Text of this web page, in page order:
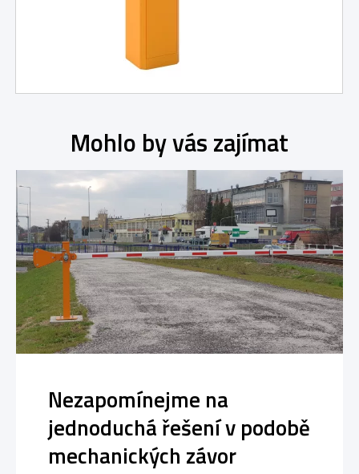
Mohlo by vás zajímat
Nezapomínejme na
jednoduchá řešení v podobě
mechanických závor